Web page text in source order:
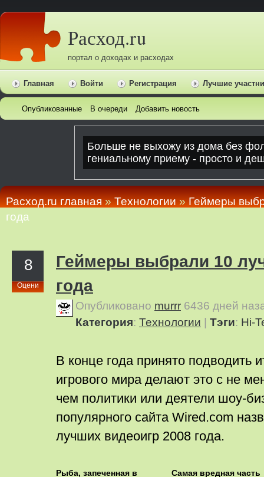
Расход.ru
портал о доходах и расходах
Главная Войти Регистрация Лучшие
Опубликованные В очереди Добавить новость
Расход.ru главная»Технологии»Геймеры
года
8
Оцени
Геймеры выбрали 10
года
Опубликовано murrr 6436 дней
Категория: Технологии Тэги: Hi-
В конце года принято подводить
игрового мира делают это с не
чем политики или деятели шоу-
популярного сайта Wired.com
лучших видеоигр 2008 года.
Рыба, запеченная в
Самая вредная часть